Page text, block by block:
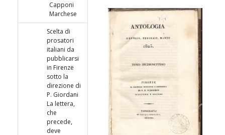
Capponi
Marchese
Scelta di
prosatori
italiani da
pubblicarsi
in Firenze
sotto la
direzione di
P. Giordani
La lettera,
che
precede,
deve